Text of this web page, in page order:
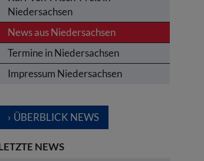
Niedersachsen
News aus Niedersachsen
Termine in Niedersachsen
Impressum Niedersachsen
ÜBERBLICK NEWS
NEWS